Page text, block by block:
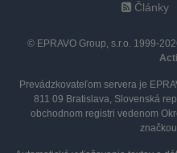
Články
© EPRAVO Group, s.r.o. 1999-
Prevádzkovateľom servera je
811 09 Bratislava, Slovenská
obchodnom registri vedenom